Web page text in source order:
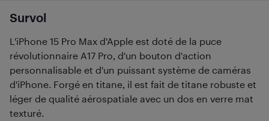
Survol
L'iPhone 15 Pro Max d'Apple est doté de la puce
révolutionnaire A17 Pro, d'un bouton d'action
personnalisable et d'un puissant système de caméras
d'iPhone. Forgé en titane, il est fait de titane robuste et
léger de qualité aérospatiale avec un dos en verre mat
texturé.